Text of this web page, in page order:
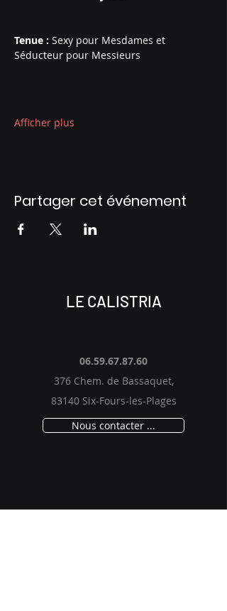
Tenue : Sexy pour Mesdames et
Séducteur pour Messieurs
Afficher plus
Partager cet événement
LE CALISTRIA
06.59.67.87.60
376 Chem. de Bassaquet,
83140 Six-Fours-les-Plages
Nous contacter ...